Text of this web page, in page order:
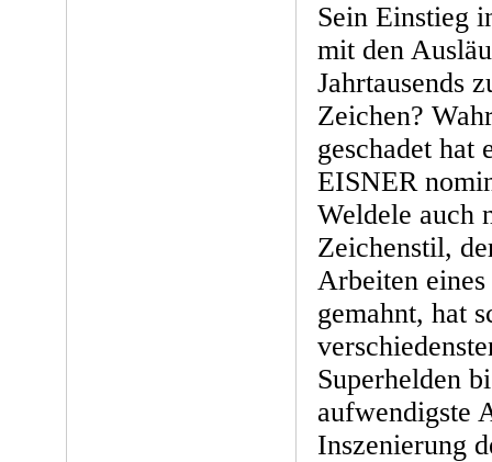
Sein Einstieg
mit den
Jahrtausends
Zeichen?
geschadet hat
EISNER
Weldele auch
Zeichenstil,
Arbeiten
gemahnt, hat
Superhelden
aufwendigste
Inszenierung